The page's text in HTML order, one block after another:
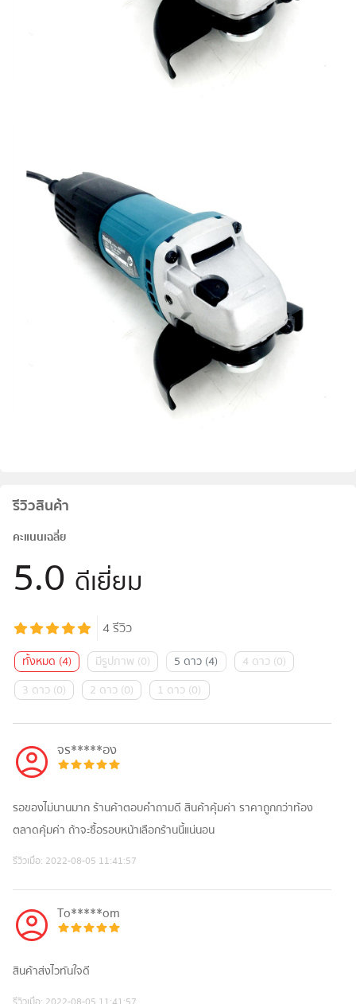
รีวิวสินค้า
คะแนนเฉลี่ย
5.0 ดีเยี่ยม
4รีวิว
ทั้งหมด (4) มีรูปภาพ (0) 5 ดาว (4) 4 ดาว (0)
3 ดาว (0) 2 ดาว (0) 1 ดาว (0)
จร*****อง
รอของไม่นานมาก ร้านค้าตอบคำถามดี สินค้าคุ้มค่า ราคาถูกกว่าท้อง
ตลาดคุ้มค่า ถ้าจะซื้อรอบหน้าเลือกร้านนี้แน่นอน
รีวิวเมื่อ: 2022-08-05 11:41:57
To*****om
สินค้าส่งไวทันใจดี